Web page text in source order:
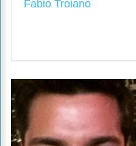
Fabio Troiano